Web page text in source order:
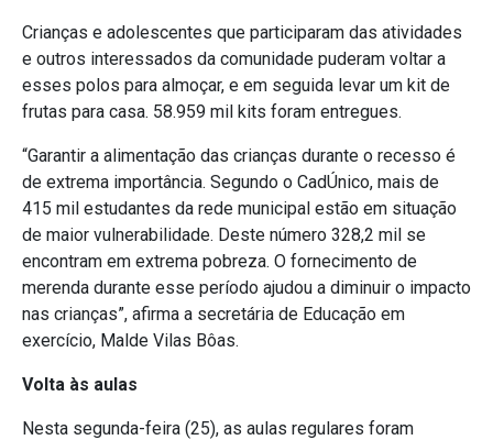
Crianças e adolescentes que participaram das atividades
e outros interessados da comunidade puderam voltar a
esses polos para almoçar, e em seguida levar um kit de
frutas para casa. 58.959 mil kits foram entregues.
“Garantir a alimentação das crianças durante o recesso é
de extrema importância. Segundo o CadÚnico, mais de
415 mil estudantes da rede municipal estão em situação
de maior vulnerabilidade. Deste número 328,2 mil se
encontram em extrema pobreza. O fornecimento de
merenda durante esse período ajudou a diminuir o impacto
nas crianças”, afirma a secretária de Educação em
exercício, Malde Vilas Bôas.
Volta às aulas
Nesta segunda-feira (25), as aulas regulares foram